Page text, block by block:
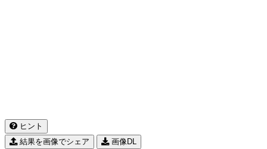
ヒント
結果を画像でシェア
画像DL